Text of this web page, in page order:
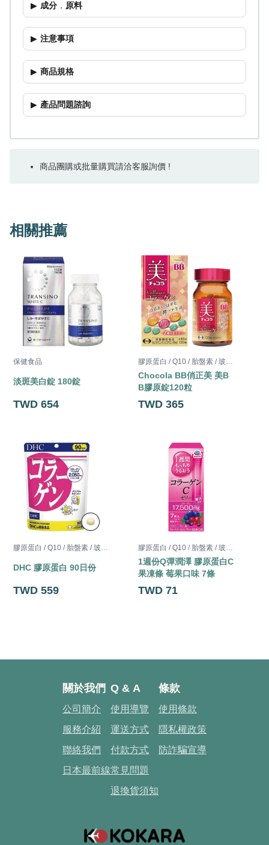
成分 ． 原料
注意事項
商品規格
產品問題諮詢
商品團購或批量購買請洽客服詢價 !
相關推薦
保健食品
淡斑美白錠 180錠
TWD 654
膠原蛋白 / Q10 / 胎盤素 / 玻尿酸 / 半胱胺酸
Chocola BB俏正美 美B
B膠原錠120粒
TWD 365
膠原蛋白 / Q10 / 胎盤素 / 玻尿酸 / 半胱胺酸
DHC 膠原蛋白 90日份
TWD 559
膠原蛋白 / Q10 / 胎盤素 / 玻尿酸 / 半胱胺酸
1週份Q彈潤澤 膠原蛋白C
果凍條 莓果口味 7條
TWD 71
關於我們
公司簡介
服務介紹
聯絡我們
日本最前線
Q & A
使用導覽
運送方式
付款方式
常見問題
退換貨須知
條款
使用條款
隱私權政策
防詐騙宣導